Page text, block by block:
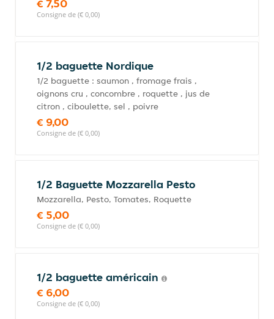
€ 7,50
Consigne de (€ 0,00)
1/2 baguette Nordique
1/2 baguette : saumon , fromage frais ,
oignons cru , concombre , roquette , jus de
citron , ciboulette, sel , poivre
€ 9,00
Consigne de (€ 0,00)
1/2 Baguette Mozzarella Pesto
Mozzarella, Pesto, Tomates, Roquette
€ 5,00
Consigne de (€ 0,00)
1/2 baguette américain
€ 6,00
Consigne de (€ 0,00)